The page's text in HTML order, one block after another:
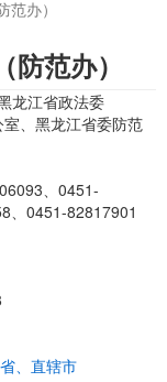
办）
范办）
、黑龙江省委防范
龙江省政法委
、0451-
、0451-82817901
省、直辖市